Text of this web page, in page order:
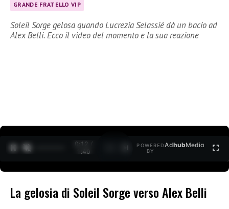
GRANDE FRATELLO VIP
Soleil Sorge gelosa quando Lucrezia Selassié dà un bacio ad
Alex Belli. Ecco il video del momento e la sua reazione
0:12 /
1:40
POWERED
BY
AdhubMedia
La gelosia di Soleil Sorge verso Alex Belli